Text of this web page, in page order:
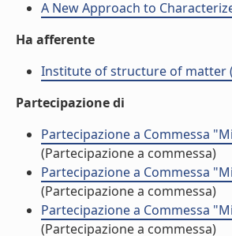
A New Approach to
Ha afferente
Institute of structure of matter
Partecipazione di
Partecipazione a Commessa
(Partecipazione a commessa)
Partecipazione a Commessa
(Partecipazione a commessa)
Partecipazione a Commessa
(Partecipazione a commessa)